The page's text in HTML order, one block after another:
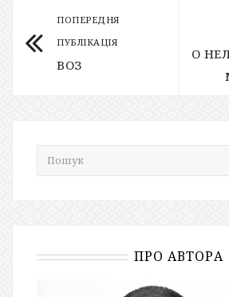
ПОПЕРЕДНЯ
ПУБЛІКАЦІЯ
ВОЗ
О
ПРО АВТОРА